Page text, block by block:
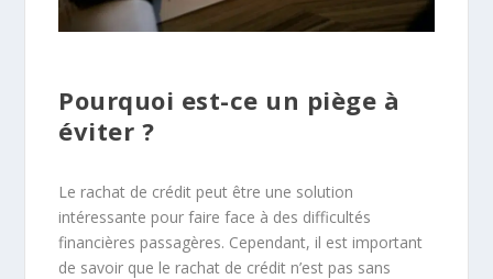
Pourquoi est-ce un piège à
éviter ?
Le rachat de crédit peut être une solution
intéressante pour faire face à des difficultés
financières passagères. Cependant, il est important
de savoir que le rachat de crédit n’est pas sans